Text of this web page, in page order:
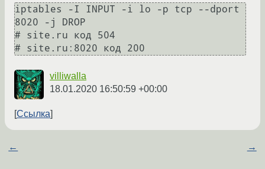
iptables -I INPUT -i lo -p tcp --dport
8020 -j DROP
# site.ru код 504
villiwalla
18.01.2020 16:50:59 +00:00
Ссылка
← →